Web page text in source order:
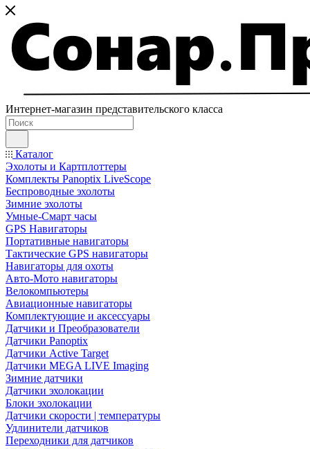
Интернет-магазин представительского класса
Каталог
Эхолоты и Картплоттеры
Комплекты Panoptix LiveScope
Беспроводные эхолоты
Зимние эхолоты
Умные-Смарт часы
GPS Навигаторы
Портативные навигаторы
Тактические GPS навигаторы
Навигаторы для охоты
Авто-Мото навигаторы
Велокомпьютеры
Авиационные навигаторы
Комплектующие и аксессуары
Датчики и Преобразователи
Датчики Panoptix
Датчики Active Target
Датчики MEGA LIVE Imaging
Зимние датчики
Датчики эхолокации
Блоки эхолокации
Датчики скорости | температуры
Удлинители датчиков
Переходники для датчиков